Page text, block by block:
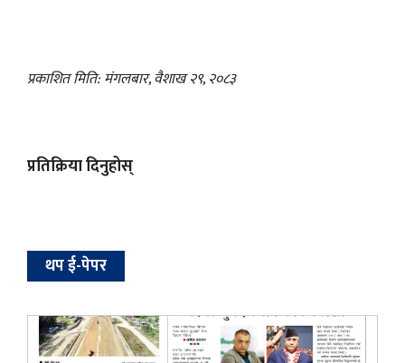
प्रकाशित मिति: मंगलबार, वैशाख २९, २०८३
प्रतिक्रिया दिनुहोस्
थप ई-पेपर